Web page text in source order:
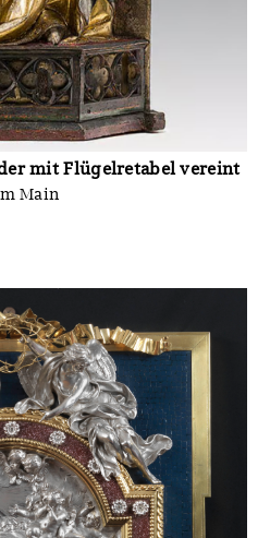
mit Flügelretabel vereint
Main